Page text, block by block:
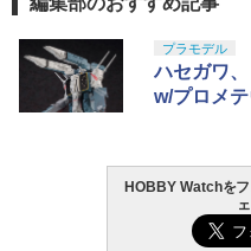
1
東京マ
ト ガ
ハンド
東京マ
バック
1
タミヤ
先細薄
モデル
プレミ
プラモデル
ハセガワ
w/プロメ
HOBBY Watchを